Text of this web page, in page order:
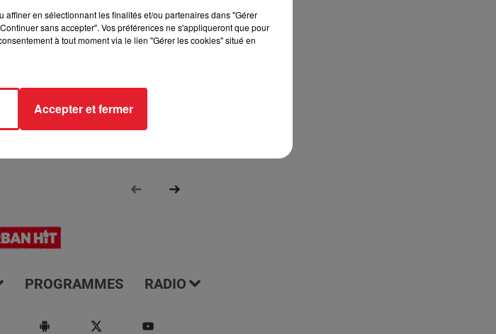
les départements 77 et 93. Il est
une couverture complète et à jour
rester informé et être au courant
PROGRAMMES RADIO
affiner en sélectionnant les finalités et/ou partenaires dans "Gérer
sans accepter". Vos préférences ne s'appliqueront que pour
à tout moment via le lien "Gérer les cookies" situé en
Accepter et fermer